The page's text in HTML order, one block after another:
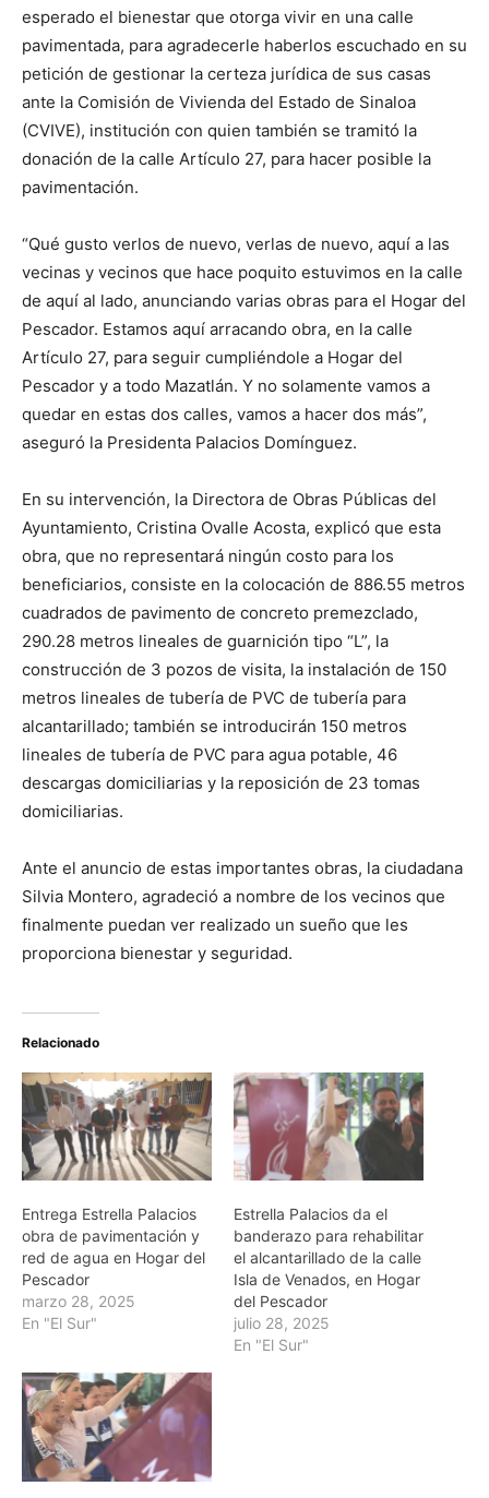
esperado el bienestar que otorga vivir en una calle
pavimentada, para agradecerle haberlos escuchado en su
petición de gestionar la certeza jurídica de sus casas
ante la Comisión de Vivienda del Estado de Sinaloa
(CVIVE), institución con quien también se tramitó la
donación de la calle Artículo 27, para hacer posible la
pavimentación.
“Qué gusto verlos de nuevo, verlas de nuevo, aquí a las
vecinas y vecinos que hace poquito estuvimos en la calle
de aquí al lado, anunciando varias obras para el Hogar del
Pescador. Estamos aquí arracando obra, en la calle
Artículo 27, para seguir cumpliéndole a Hogar del
Pescador y a todo Mazatlán. Y no solamente vamos a
quedar en estas dos calles, vamos a hacer dos más”,
aseguró la Presidenta Palacios Domínguez.
En su intervención, la Directora de Obras Públicas del
Ayuntamiento, Cristina Ovalle Acosta, explicó que esta
obra, que no representará ningún costo para los
beneficiarios, consiste en la colocación de 886.55 metros
cuadrados de pavimento de concreto premezclado,
290.28 metros lineales de guarnición tipo “L”, la
construcción de 3 pozos de visita, la instalación de 150
metros lineales de tubería de PVC de tubería para
alcantarillado; también se introducirán 150 metros
lineales de tubería de PVC para agua potable, 46
descargas domiciliarias y la reposición de 23 tomas
domiciliarias.
Ante el anuncio de estas importantes obras, la ciudadana
Silvia Montero, agradeció a nombre de los vecinos que
finalmente puedan ver realizado un sueño que les
proporciona bienestar y seguridad.
Relacionado
Entrega Estrella Palacios
obra de pavimentación y
red de agua en Hogar del
Pescador
marzo 28, 2025
En "El Sur"
Estrella Palacios da el
banderazo para rehabilitar
el alcantarillado de la calle
Isla de Venados, en Hogar
del Pescador
julio 28, 2025
En "El Sur"